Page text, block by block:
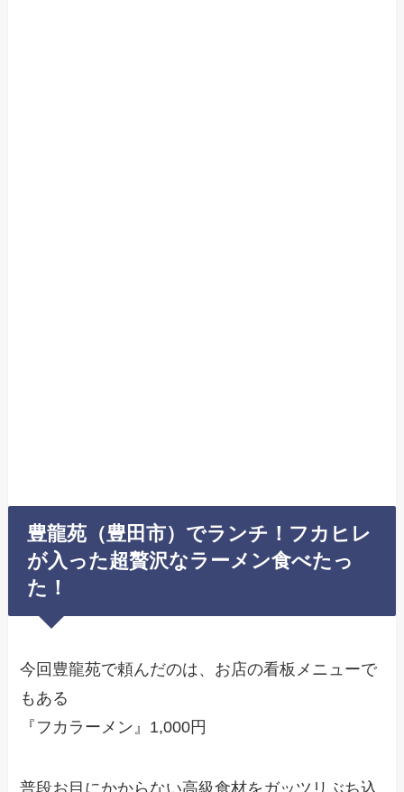
豊龍苑（豊田市）でランチ！フカヒレ
が入った超贅沢なラーメン食べたっ
た！
今回豊龍苑で頼んだのは、お店の看板メニューで
もある
『フカラーメン』1,000円
普段お目にかからない高級食材をガッツリぶち込